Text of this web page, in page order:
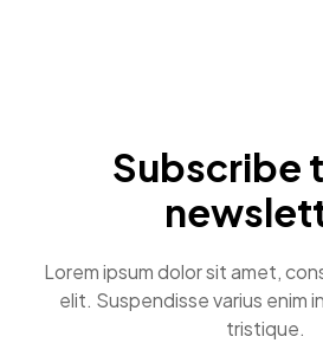
Subscribe
Lorem ipsum dolor sit amet,
elit. Suspendisse varius enim
tristique.